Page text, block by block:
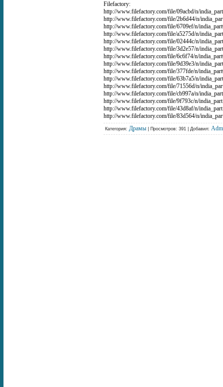
Filefactory:
http://www.filefactory.com/file/09acbd/n/
http://www.filefactory.com/file/2b6d44/n/
http://www.filefactory.com/file/6709ef/n/
http://www.filefactory.com/file/a5275d/n/
http://www.filefactory.com/file/02444c/n/
http://www.filefactory.com/file/3d2e57/n/
http://www.filefactory.com/file/6c6f74/n/
http://www.filefactory.com/file/9d39e3/n/
http://www.filefactory.com/file/377fde/n/
http://www.filefactory.com/file/63b7a5/n/
http://www.filefactory.com/file/71556d/n/
http://www.filefactory.com/file/cb997a/n/
http://www.filefactory.com/file/9f793c/n/
http://www.filefactory.com/file/43d8af/n/
http://www.filefactory.com/file/83d564/n/
Категория: Драмы | Просмотров: 391 | Добавил: